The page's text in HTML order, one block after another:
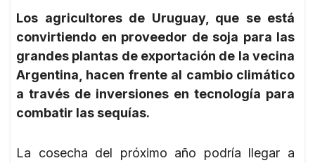
Los agricultores de Uruguay, que se está
convirtiendo en proveedor de soja para las
grandes plantas de exportación de la vecina
Argentina, hacen frente al cambio climático
a través de inversiones en tecnología para
combatir las sequías.
La cosecha del próximo año podría llegar a